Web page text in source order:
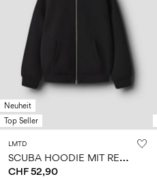
Neuheit
Top Seller
LMTD
S
CUBA HOODIE MIT REISSVERSCHLUSS
CHF 52,90